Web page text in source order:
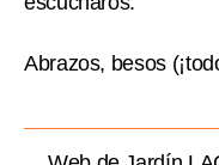
Abrazos, besos